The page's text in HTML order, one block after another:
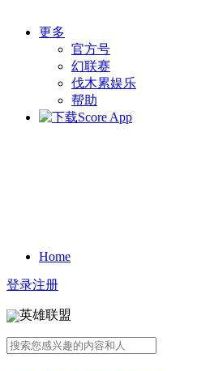
更多
官方号
幻联赛
伐木累娱乐
帮助
Home
登录注册
英雄联盟